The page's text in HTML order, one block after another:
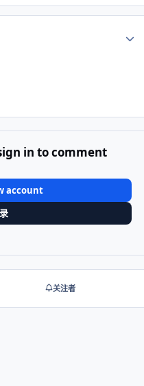
in to comment
account
关注者